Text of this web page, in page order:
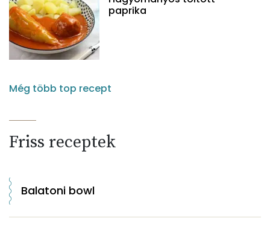
paprika
Még több top recept
Friss receptek
Balatoni bowl